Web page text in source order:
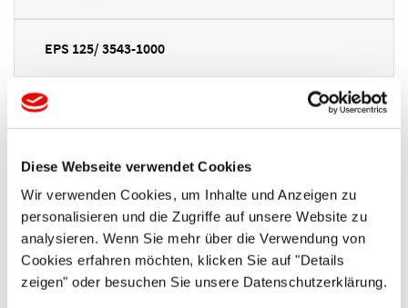
Diese Webseite verwendet Cookies
Wir verwenden Cookies, um Inhalte und Anzeigen zu
personalisieren und die Zugriffe auf unsere Website zu
analysieren. Wenn Sie mehr über die Verwendung von
Cookies erfahren möchten, klicken Sie auf "Details
zeigen" oder besuchen Sie unsere Datenschutzerklärung.
EPS 125/ 3543-1000
EPS 125/ 3543-1535
EPS 125/ 4000-1500
EPS 125/ 4055-1535
EPS 125/ 5000-2000